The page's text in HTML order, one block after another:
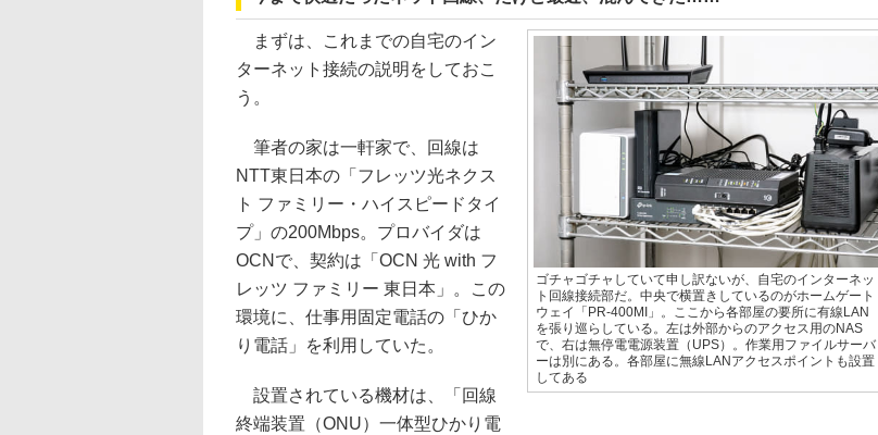
ゴチャゴチャしていて申し訳ないが、自宅のインターネッ
ト回線接続部だ。中央で横置きしているのがホームゲート
ウェイ「PR-400MI」。ここから各部屋の要所に有線LAN
を張り巡らしている。左は外部からのアクセス用のNAS
で、右は無停電電源装置（UPS）。作業用ファイルサーバ
ーは別にある。各部屋に無線LANアクセスポイントも設置
してある
まずは、これまでの自宅のイン
ターネット接続の説明をしておこ
う。
筆者の家は一軒家で、回線は
NTT東日本の「フレッツ光ネクス
ト ファミリー・ハイスピードタイ
プ」の200Mbps。プロバイダは
OCNで、契約は「OCN 光 with フ
レッツ ファミリー 東日本」。この
環境に、仕事用固定電話の「ひか
り電話」を利用していた。
設置されている機材は、「回線
終端装置（ONU）一体型ひかり電